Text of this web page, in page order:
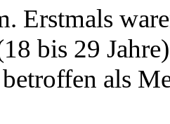
Erstmals
bis 29
als